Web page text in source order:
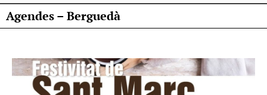
Agendes – Berguedà